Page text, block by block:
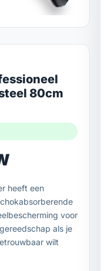
80cm
heeft een
voor
als je
wilt